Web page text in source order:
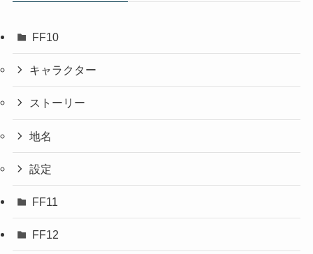
FF10
キャラクター
ストーリー
地名
設定
FF11
FF12